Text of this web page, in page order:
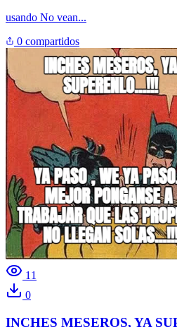
usando No vean...
0 compartidos
11
0
INCHES MESEROS, YA